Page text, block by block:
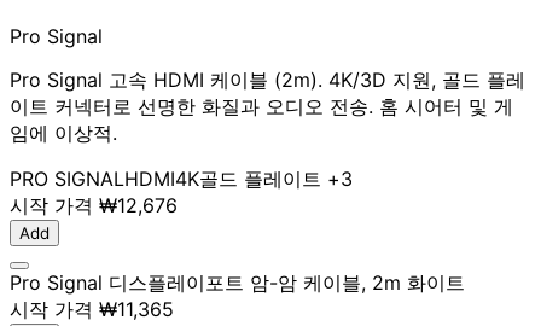
Pro Signal
Pro Signal 고속 HDMI 케이블 (2m). 4K/3D 지원, 골드 플레
이트 커넥터로 선명한 화질과 오디오 전송. 홈 시어터 및 게
임에 이상적.
PRO SIGNALHDMI4K골드 플레이트 +3
시작 가격 ₩12,676
Add
Pro Signal 디스플레이포트 암-암 케이블, 2m 화이트
시작 가격 ₩11,365